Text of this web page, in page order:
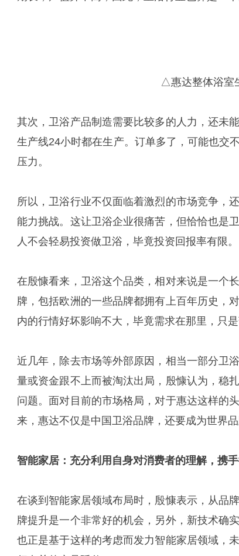
△惠达整体浴室
其次，卫浴产品制造需要比较多的人力，还未
生产线24小时都在生产。订单多了，可能也交
压力。
所以，卫浴行业不仅面临着激烈的市场竞争，
能力挑战。这让卫浴企业很痛苦，但恰恰也是
人不会轻易投资做卫浴，毕竟投资回报率有限。
在殷慷看来，卫浴这个品类，相对来说是一个
牌，包括欧洲的一些品牌都拥有上百年历史，
内的行情好坏影响不大，毕竟需求在那里，只是
近几年，除去市场等外部原因，相当一部分卫
量或资金跟不上而被淘汰出局，殷慷认为，稳
问题。面对目前的市场格局，对于惠达这样的
来，惠达不仅是中国卫浴品牌，还要成为世界品
智能家居 ： 充分利用自身对消费者的理解，携
在谈到智能家居领域布局时，殷慷表示，从品
牌提升是一个非常好的机会，另外，新技术确
也正是基于这样的考虑而发力智能家居领域，